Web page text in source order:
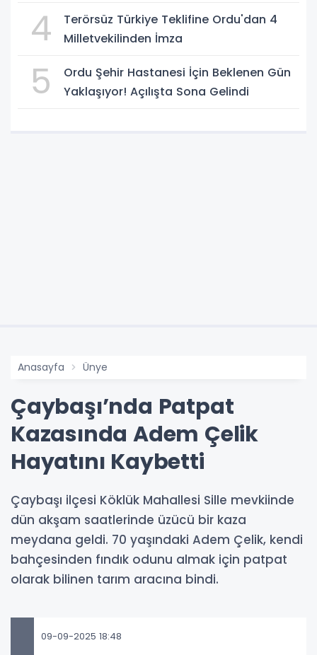
4
Terörsüz Türkiye Teklifine Ordu'dan 4
Milletvekilinden İmza
5
Ordu Şehir Hastanesi İçin Beklenen Gün
Yaklaşıyor! Açılışta Sona Gelindi
Anasayfa Ünye
Çaybaşı’nda Patpat
Kazasında Adem Çelik
Hayatını Kaybetti
Çaybaşı ilçesi Köklük Mahallesi Sille mevkiinde
dün akşam saatlerinde üzücü bir kaza
meydana geldi. 70 yaşındaki Adem Çelik, kendi
bahçesinden fındık odunu almak için patpat
olarak bilinen tarım aracına bindi.
09-09-2025 18:48